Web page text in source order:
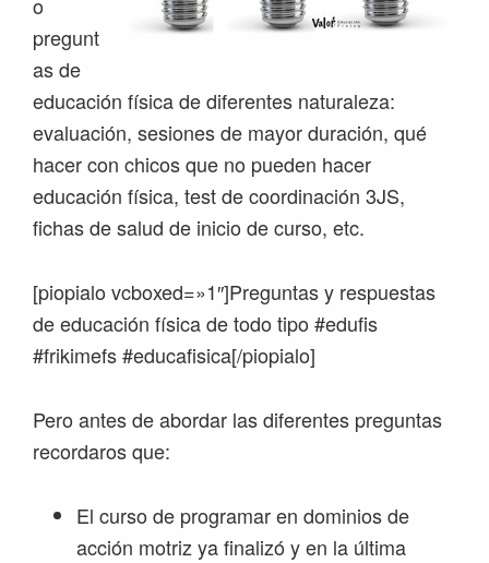
pregunt
as de
educación física de diferentes naturaleza:
evaluación, sesiones de mayor duración, qué
hacer con chicos que no pueden hacer
educación física, test de coordinación 3JS,
fichas de salud de inicio de curso, etc.
[piopialo vcboxed=»1″]Preguntas y respuestas
de educación física de todo tipo #edufis
#frikimefs #educafisica[/piopialo]
Pero antes de abordar las diferentes preguntas
recordaros que:
El curso de programar en dominios de
acción motriz ya finalizó y en la última